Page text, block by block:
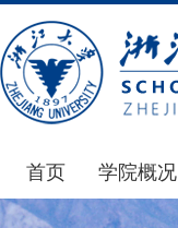
首页 学院概况
学院简介